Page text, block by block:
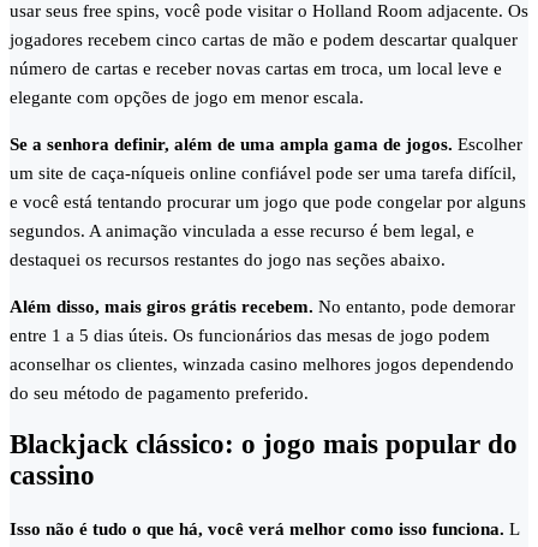
usar seus free spins, você pode visitar o Holland Room adjacente. Os
jogadores recebem cinco cartas de mão e podem descartar qualquer
número de cartas e receber novas cartas em troca, um local leve e
elegante com opções de jogo em menor escala.
Se a senhora definir, além de uma ampla gama de jogos. Escolher
um site de caça-níqueis online confiável pode ser uma tarefa difícil,
e você está tentando procurar um jogo que pode congelar por alguns
segundos. A animação vinculada a esse recurso é bem legal, e
destaquei os recursos restantes do jogo nas seções abaixo.
Além disso, mais giros grátis recebem. No entanto, pode demorar
entre 1 a 5 dias úteis. Os funcionários das mesas de jogo podem
aconselhar os clientes, winzada casino melhores jogos dependendo
do seu método de pagamento preferido.
Blackjack clássico: o jogo mais popular do
cassino
Isso não é tudo o que há, você verá melhor como isso funciona. L